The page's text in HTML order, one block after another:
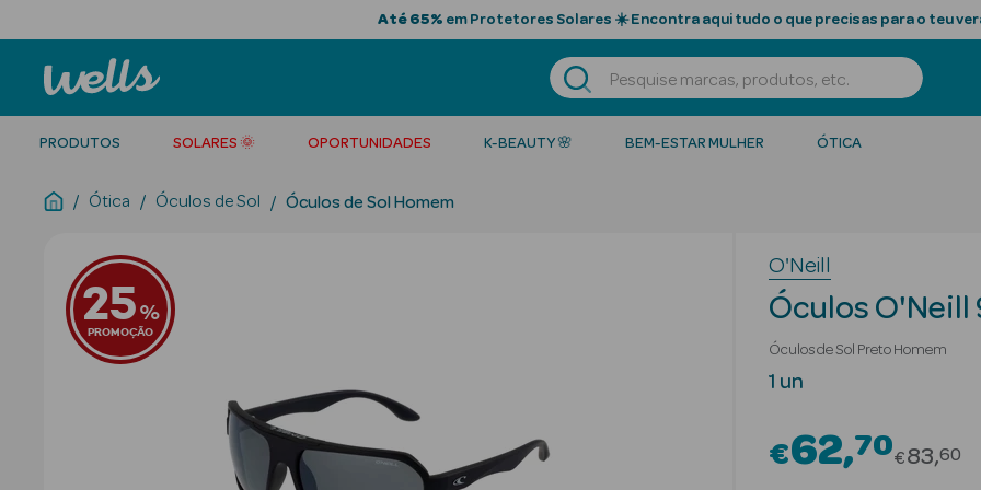
Até 65% em Protetores Solares ☀️ Encontra aqui tudo o que precisas para o teu
PRODUTOS SOLARES 🌞 OPORTUNIDADES K-BEAUTY 🌸 BEM-ESTAR MULHER ÓTICA
Ótica Óculos de Sol Óculos de Sol Homem
25%
PROMOÇÃO
O'Neill
Óculos O'Neill
Óculos de Sol Preto Homem
1 un
€62 70Price
€83 60